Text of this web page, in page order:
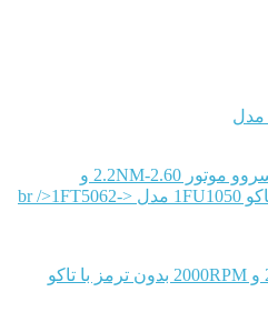
سروو موتور 2.60-2.2NM و 2000RPM بدون ترمز با تاکو